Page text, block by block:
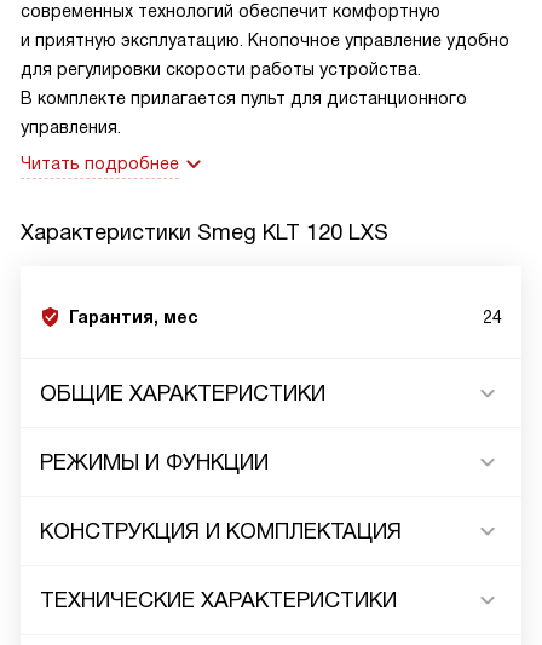
современных технологий обеспечит комфортную
и приятную эксплуатацию. Кнопочное управление удобно
для регулировки скорости работы устройства.
В комплекте прилагается пульт для дистанционного
управления.
Читать подробнее
Характеристики Smeg KLT 120 LXS
Гарантия, мес 24
ОБЩИЕ ХАРАКТЕРИСТИКИ
РЕЖИМЫ И ФУНКЦИИ
КОНСТРУКЦИЯ И КОМПЛЕКТАЦИЯ
ТЕХНИЧЕСКИЕ ХАРАКТЕРИСТИКИ